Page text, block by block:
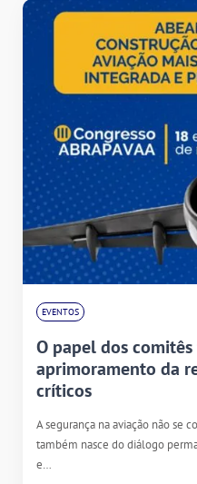
EVENTOS
O papel dos
aprimoramento da
críticos
A segurança na aviação não se
também nasce do diálogo
e…